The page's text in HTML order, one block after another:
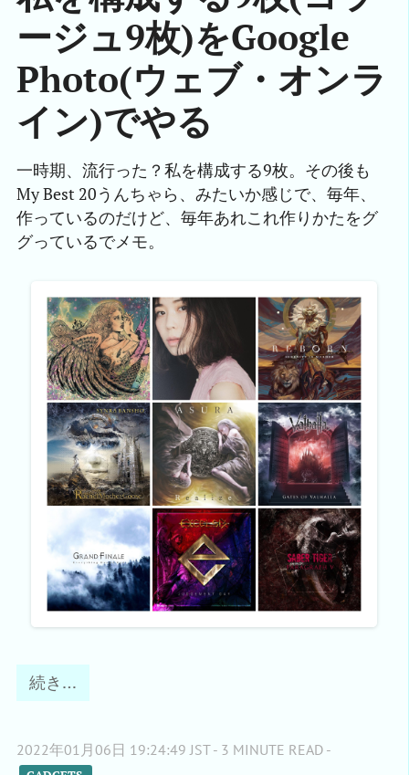
ージュ9枚)をGoogle
Photo(ウェブ・オンラ
イン)でやる
一時期、流行った？私を構成する9枚。その後も
My Best 20うんちゃら、みたいか感じで、毎年、
作っているのだけど、毎年あれこれ作りかたをグ
グっているでメモ。
続き…
2022年01月06日 19:24:49 JST - 3 MINUTE READ -